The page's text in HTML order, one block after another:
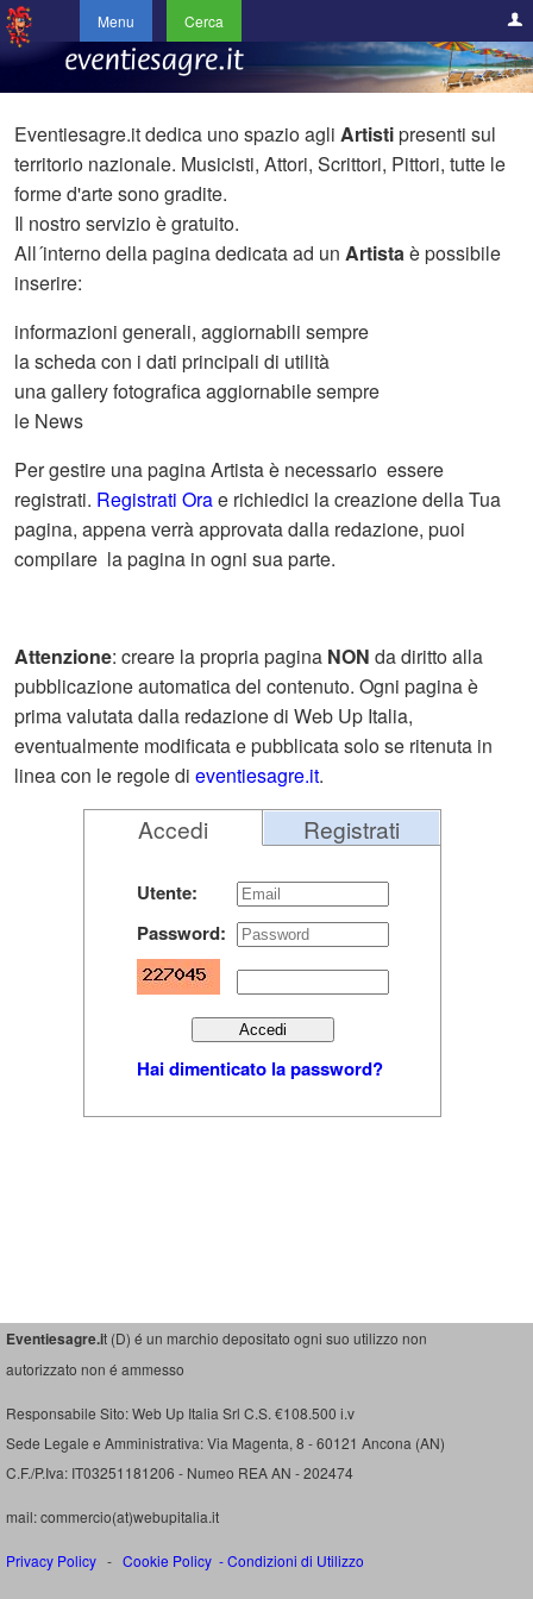
Menu Cerca
Eventiesagre.it dedica uno spazio agliArtistipresenti sul
territorio nazionale. Musicisti, Attori, Scrittori, Pittori, tutte le
forme d'arte sono gradite.
Il nostro servizio è gratuito.
All´interno della pagina dedicata ad unArtistaè possibile
inserire:
informazioni generali, aggiornabili sempre
la scheda con i dati principali di utilità
una gallery fotografica aggiornabile sempre
le News
Per gestire una pagina Artista è necessario essere
registrati. Registrati Orae richiedici la creazione della Tua
pagina, appena verrà approvata dalla redazione, puoi
compilare la pagina in ogni sua parte.
Attenzione: creare la propria pagina NON da diritto alla
pubblicazione automatica del contenuto. Ogni pagina è
prima valutata dalla redazione di Web Up Italia,
eventualmente modificata e pubblicata solo se ritenuta in
linea con le regole dieventiesagre.it.
Accedi Registrati
Utente:
Password:
Hai dimenticato la password?
Eventiesagre.it (D) é un marchio depositato ogni suo utilizzo non
autorizzato non é ammesso
Responsabile Sito: Web Up Italia Srl C.S. €108.500 i.v
Sede Legale e Amministrativa: Via Magenta, 8 - 60121 Ancona (AN)
C.F./P.Iva: IT03251181206 - Numeo REA AN - 202474
mail: commercio(at)webupitalia.it
Privacy Policy - Cookie Policy -Condizioni di Utilizzo